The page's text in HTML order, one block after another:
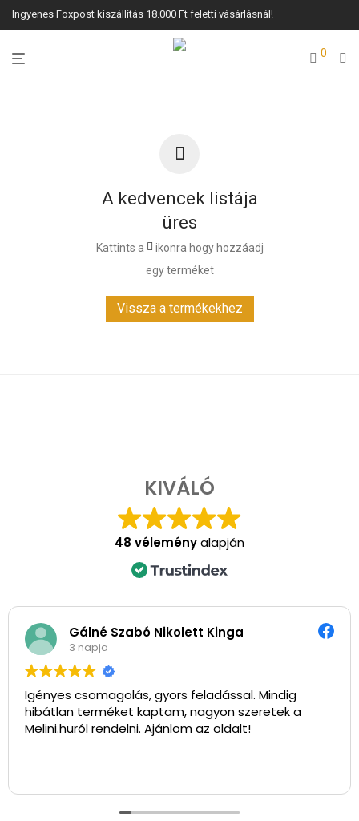
Ingyenes Foxpost kiszállítás 18.000 Ft feletti vásárlásnál!
0
A kedvencek listája
üres
Kattints a
ikonra hogy hozzáadj
egy terméket
Vissza a termékekhez
KIVÁLÓ
48 véleményalapján
Gálné Szabó Nikolett Kinga
3 napja
Igényes csomagolás, gyors feladással. Mindig
hibátlan terméket kaptam, nagyon szeretek a
Melini.huról rendelni. Ajánlom az oldalt!